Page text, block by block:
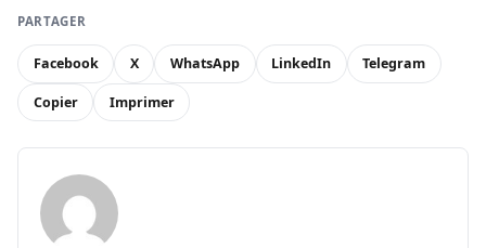
PARTAGER
Facebook X WhatsApp LinkedIn Telegram
Copier Imprimer